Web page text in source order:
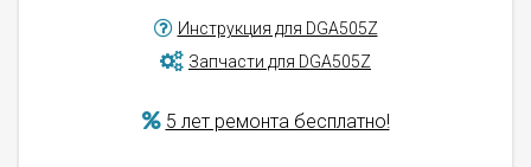
Инструкция для DGA505Z
Запчасти для DGA505Z
5 лет ремонта бесплатно!